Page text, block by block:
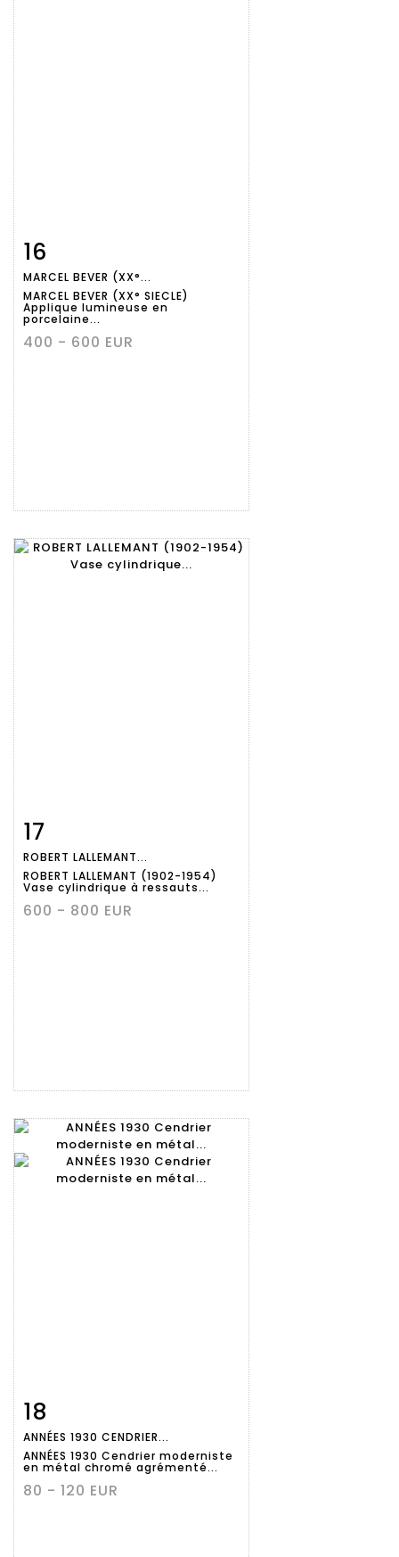
détaillée
16
MARCEL BEVER (XX°...
MARCEL BEVER (XX° SIECLE)
Applique lumineuse en
porcelaine...
400 - 600 EUR
détaillée
17
ROBERT LALLEMANT...
ROBERT LALLEMANT (1902-1954)
Vase cylindrique à ressauts...
600 - 800 EUR
détaillée
18
ANNÉES 1930 CENDRIER...
ANNÉES 1930 Cendrier moderniste
en métal chromé agrémenté...
80 - 120 EUR